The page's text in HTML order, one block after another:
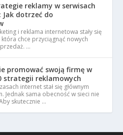
reklamy w serwisach
Jak dotrzeć do
i reklama internetowa stały się
chce przyciągnąć nowych
…
promować swoją firmę w
strategii reklamowych
internet stał się głównym
Jednak sama obecność w sieci nie
skutecznie …